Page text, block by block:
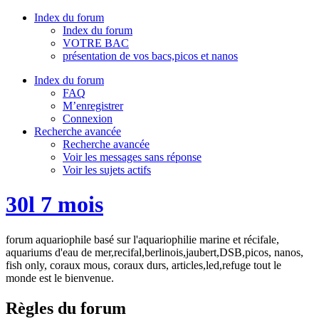
Index du forum
Index du forum
VOTRE BAC
présentation de vos bacs,picos et nanos
Index du forum
FAQ
M’enregistrer
Connexion
Recherche avancée
Recherche avancée
Voir les messages sans réponse
Voir les sujets actifs
30l 7 mois
forum aquariophile basé sur l'aquariophilie marine et récifale,
aquariums d'eau de mer,recifal,berlinois,jaubert,DSB,picos, nanos,
fish only, coraux mous, coraux durs, articles,led,refuge tout le
monde est le bienvenue.
Règles du forum